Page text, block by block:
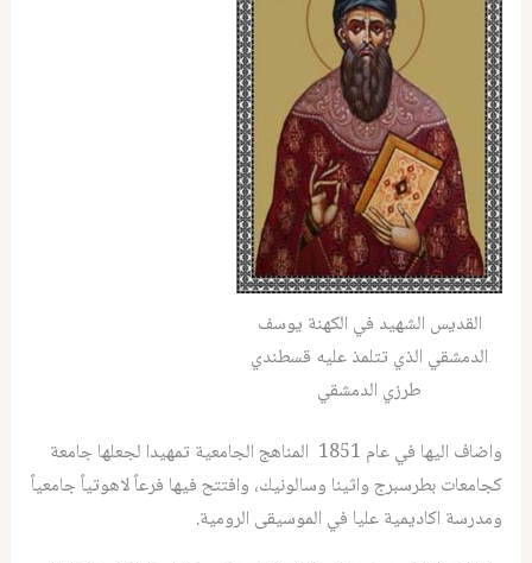
القديس الشهيد في الكهنة يوسف
الدمشقي الذي تتلمذ عليه قسطندي
طرزي الدمشقي
واضاف اليها في عام 1851 المناهج الجامعية تمهيدا لجعلها جامعة
كجامعات بطرسبرج واثينا وسالونيك، وافتتح فيها فرعاً لاهوتياً جامعياً
ومدرسة اكاديمية عليا في الموسيقى الرومية.